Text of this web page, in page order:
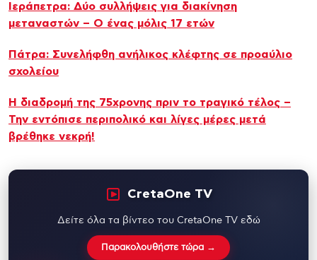
Ιεράπετρα: Δύο συλλήψεις για διακίνηση
μεταναστών – Ο ένας μόλις 17 ετών
Πάτρα: Συνελήφθη ανήλικος κλέφτης σε προαύλιο
σχολείου
Η διαδρομή της 75χρονης πριν το τραγικό τέλος –
Την εντόπισε περιπολικό και λίγες μέρες μετά
βρέθηκε νεκρή!
CretaOne TV
Δείτε όλα τα βίντεο του CretaOne TV εδώ
Παρακολουθήστε τώρα →